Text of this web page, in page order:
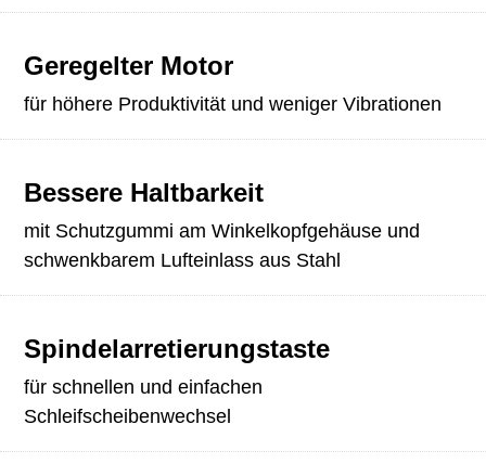
Geregelter Motor
für höhere Produktivität und weniger Vibrationen
Bessere Haltbarkeit
mit Schutzgummi am Winkelkopfgehäuse und
schwenkbarem Lufteinlass aus Stahl
Spindelarretierungstaste
für schnellen und einfachen
Schleifscheibenwechsel